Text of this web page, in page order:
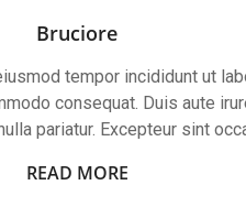
Bruciore
tempor incididunt ut
consequat. Duis aute
pariatur. Excepteur sint
READ MORE